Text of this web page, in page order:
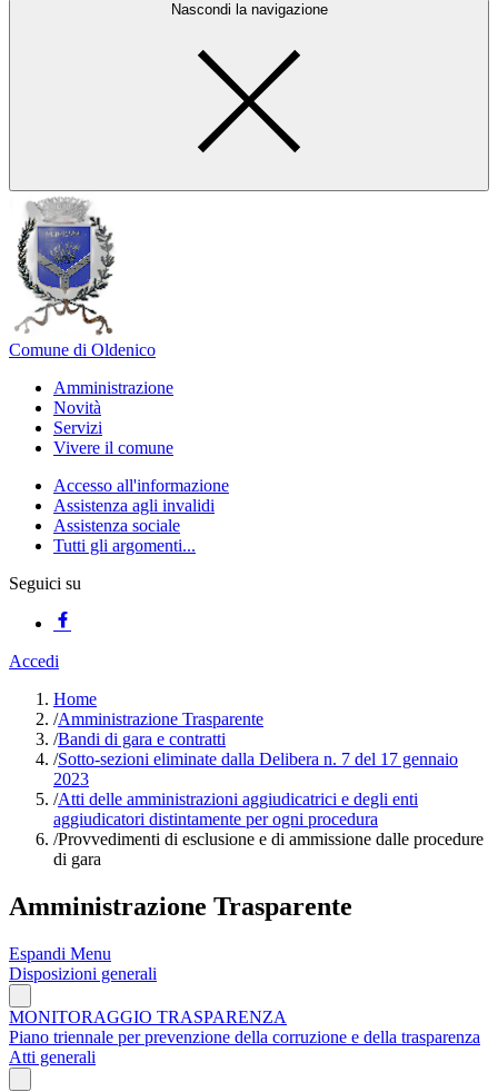
Nascondi la navigazione
Comune di Oldenico
Amministrazione
Novità
Servizi
Vivere il comune
Accesso all'informazione
Assistenza agli invalidi
Assistenza sociale
Tutti gli argomenti...
Seguici su
Accedi
Home
/Amministrazione Trasparente
/Bandi di gara e contratti
/Sotto-sezioni eliminate dalla Delibera n. 7 del 17 gennaio
2023
/Atti delle amministrazioni aggiudicatrici e degli enti
aggiudicatori distintamente per ogni procedura
/Provvedimenti di esclusione e di ammissione dalle procedure
di gara
Amministrazione Trasparente
Espandi Menu
Disposizioni generali
MONITORAGGIO TRASPARENZA
Piano triennale per prevenzione della corruzione e della trasparenza
Atti generali